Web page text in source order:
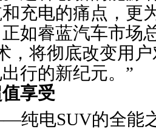
充电的痛点，更
如睿蓝汽车市场
，将彻底改变用
行的新纪元。”
享受